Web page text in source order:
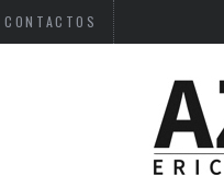
CONTACTOS